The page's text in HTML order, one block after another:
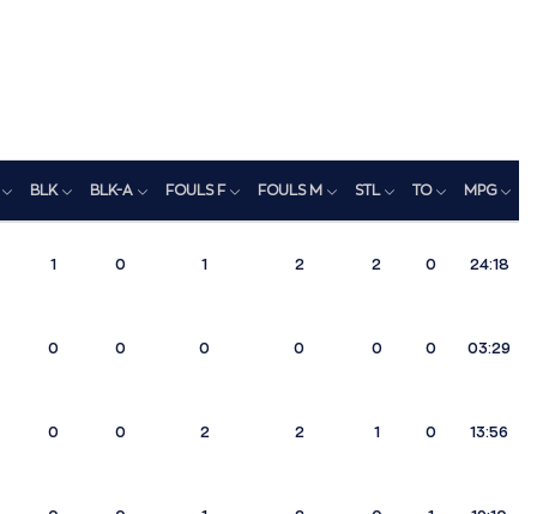
BLK BLK-A FOULS F FOULS M STL TO MPG
1 0 1 2 2 0 24:18
0 0 0 0 0 0 03:29
0 0 2 2 1 0 13:56